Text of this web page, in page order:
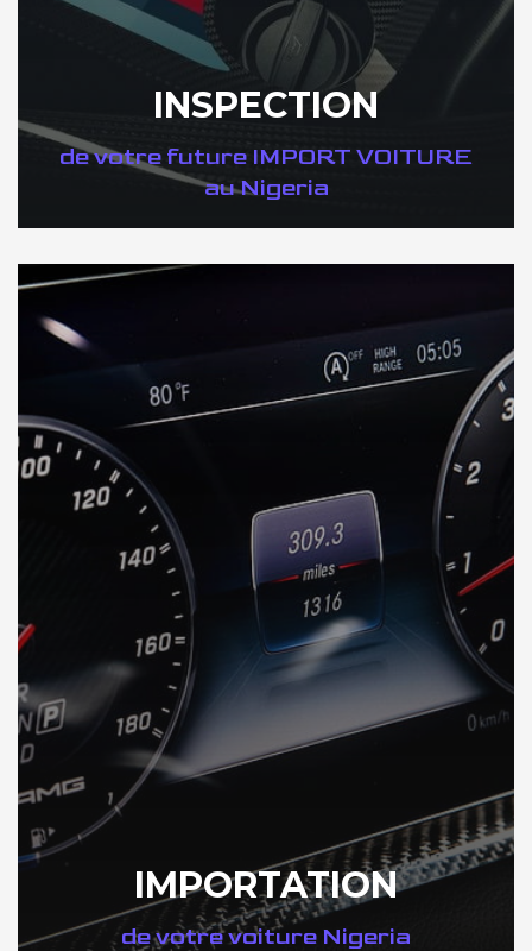
INSPECTION
de votre future IMPORT VOITURE
au Nigeria
DÉCOUVREZ VOTRE INSPECTION AUTO au Nigeria
IMPORTATION
de votre voiture Nigeria